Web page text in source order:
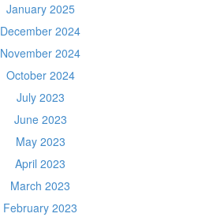
January 2025
December 2024
November 2024
October 2024
July 2023
June 2023
May 2023
April 2023
March 2023
February 2023